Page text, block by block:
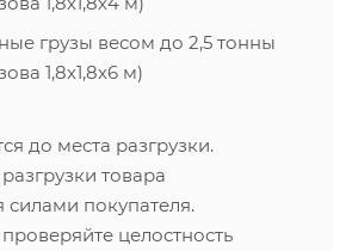
грузы весом до 2,5 тонны
1,8х1,8х6 м)
до места разгрузки.
товара
силами покупателя.
целостность